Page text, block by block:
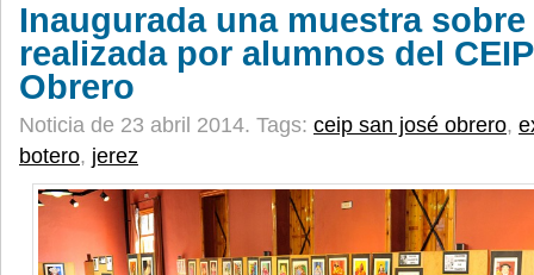
Inaugurada una muestra
realizada por alumnos del
Obrero
Noticia de 23 abril 2014. Tags: ceip san josé obrero,
botero, jerez